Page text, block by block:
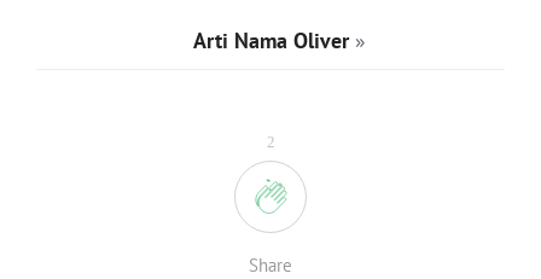
2
Share
Arti Nama Oliver»